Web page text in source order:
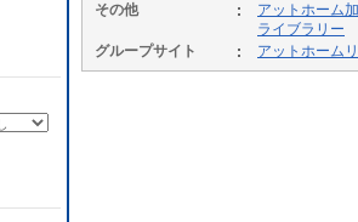
その他
アットホーム
ライブラリー
グループサイト
アットホーム